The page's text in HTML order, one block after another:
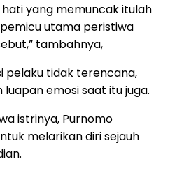
yang memuncak itulah
utama peristiwa
tambahnya,
pelaku tidak terencana,
emosi saat itu juga.
istrinya, Purnomo
melarikan diri sejauh